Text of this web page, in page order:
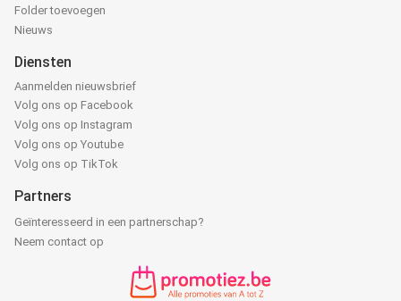
Folder toevoegen
Nieuws
Diensten
Aanmelden nieuwsbrief
Volg ons op Facebook
Volg ons op Instagram
Volg ons op Youtube
Volg ons op TikTok
Partners
Geïnteresseerd in een partnerschap?
Neem contact op